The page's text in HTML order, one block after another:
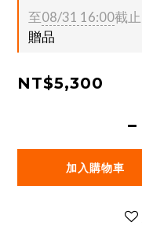
至08/31 16:00截止
贈品
NT$5,300
加入購物車